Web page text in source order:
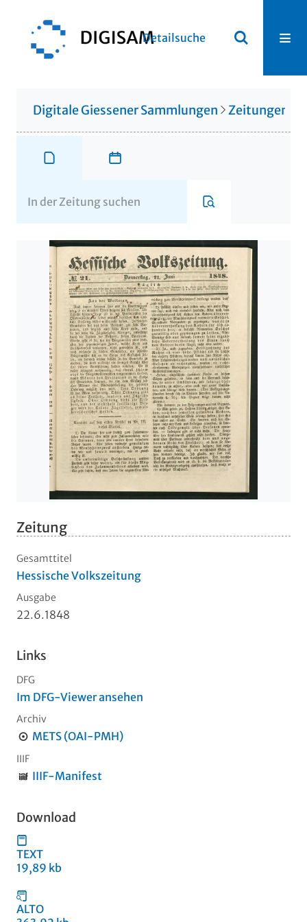
Detailsuche
Digitale Giessener Sammlungen Zeitungen
Zeitung
Gesamttitel
Hessische Volkszeitung
Ausgabe
22.6.1848
Links
DFG
Im DFG-Viewer ansehen
Archiv
METS (OAI-PMH)
IIIF
IIIF-Manifest
Download
TEXT
19,89 kb
ALTO